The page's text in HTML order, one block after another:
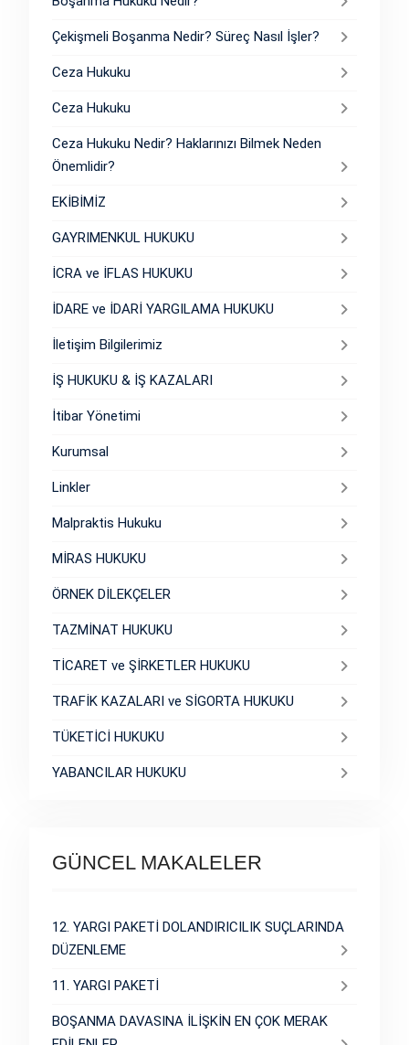
Çekişmeli Boşanma Nedir? Süreç Nasıl İşler?
Ceza Hukuku
Ceza Hukuku
Ceza Hukuku Nedir? Haklarınızı Bilmek Neden
Önemlidir?
EKİBİMİZ
GAYRIMENKUL HUKUKU
İCRA ve İFLAS HUKUKU
İDARE ve İDARİ YARGILAMA HUKUKU
İletişim Bilgilerimiz
İŞ HUKUKU & İŞ KAZALARI
İtibar Yönetimi
Kurumsal
Linkler
Malpraktis Hukuku
MİRAS HUKUKU
ÖRNEK DİLEKÇELER
TAZMİNAT HUKUKU
TİCARET ve ŞİRKETLER HUKUKU
TRAFİK KAZALARI ve SİGORTA HUKUKU
TÜKETİCİ HUKUKU
YABANCILAR HUKUKU
GÜNCEL MAKALELER
12. YARGI PAKETİ DOLANDIRICILIK SUÇLARINDA
DÜZENLEME
11. YARGI PAKETİ
BOŞANMA DAVASINA İLİŞKİN EN ÇOK MERAK